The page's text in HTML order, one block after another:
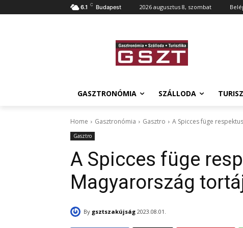
6.1 C Budapest 2026 augusztus 8, szombat
GASZTRONÓMIA SZÁLLODA
Home Gasztronómia Gasztro A Spicces füge
Gasztro
A Spicces füge
Magyarország
By gsztszakújság 2023.08.01.